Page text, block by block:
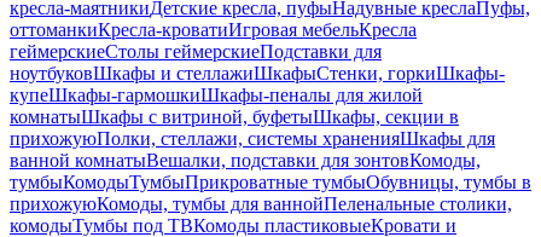
кресла-маятникиДетские кресла, пуфыНадувные креслаПуфы,
оттоманкиКресла-кроватиИгровая мебельКресла
геймерскиеСтолы геймерскиеПодставки для
ноутбуковШкафы и стеллажиШкафыСтенки, горкиШкафы-
купеШкафы-гармошкиШкафы-пеналы для жилой
комнатыШкафы с витриной, буфетыШкафы, секции в
прихожуюПолки, стеллажи, системы храненияШкафы для
ванной комнатыВешалки, подставки для зонтовКомоды,
тумбыКомодыТумбыПрикроватные тумбыОбувницы, тумбы в
прихожуюКомоды, тумбы для ваннойПеленальные столики,
комодыТумбы под ТВКомоды пластиковыеКровати и